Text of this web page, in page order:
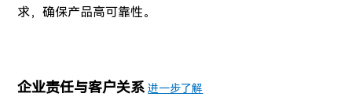
求，确保产品高可靠性。
企业责任与客户关系 进一步了解